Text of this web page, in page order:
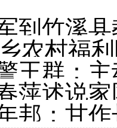
到竹溪
农村福
王群：
萍述说
邦：甘